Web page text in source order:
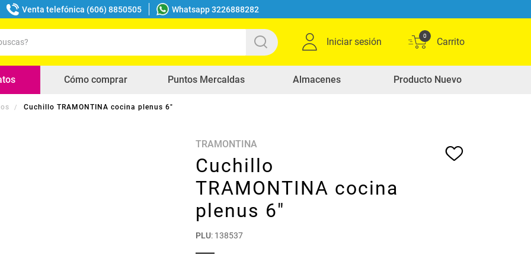
Venta telefónica (606) 8850505 Whatsapp 3226888282
Iniciar sesión
0
Cómo comprar Puntos Mercaldas Almacenes Producto Nuevo
Cuchillo TRAMONTINA cocina plenus 6"
TRAMONTINA
Cuchillo
TRAMONTINA cocina
plenus 6"
PLU: 138537
buscados